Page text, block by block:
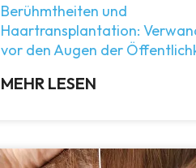
Berühmtheiten und
Haartransplantation:
vor den Augen der
MEHR LESEN